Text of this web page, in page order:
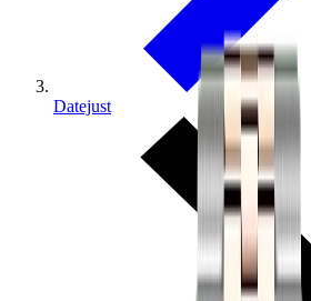
Datejust